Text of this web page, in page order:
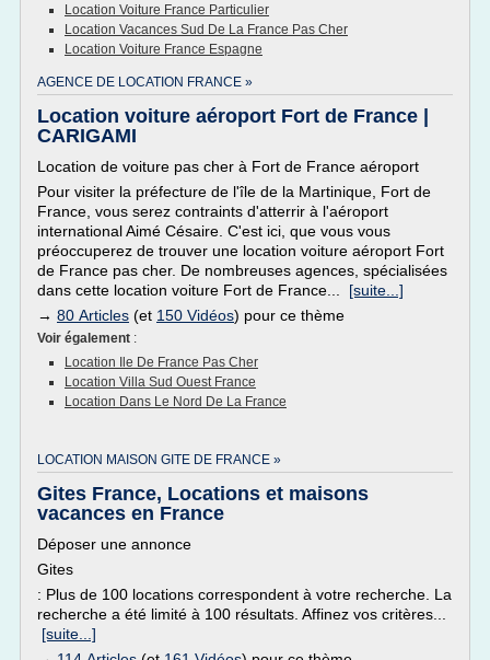
Location Voiture France Particulier
Location Vacances Sud De La France Pas Cher
Location Voiture France Espagne
AGENCE DE LOCATION FRANCE »
Location voiture aéroport Fort de France |
CARIGAMI
Location de voiture pas cher à Fort de France aéroport
Pour visiter la préfecture de l'île de la Martinique, Fort de
France, vous serez contraints d'atterrir à l'aéroport
international Aimé Césaire. C'est ici, que vous vous
préoccuperez de trouver une location voiture aéroport Fort
de France pas cher. De nombreuses agences, spécialisées
dans cette location voiture Fort de France... [suite...]
→ 80 Articles (et 150 Vidéos) pour ce thème
Voir également :
Location Ile De France Pas Cher
Location Villa Sud Ouest France
Location Dans Le Nord De La France
LOCATION MAISON GITE DE FRANCE »
Gites France, Locations et maisons
vacances en France
Déposer une annonce
Gites
: Plus de 100 locations correspondent à votre recherche. La
recherche a été limité à 100 résultats. Affinez vos critères...
[suite...]